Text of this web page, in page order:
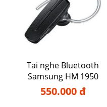
Tai nghe Bluetooth
Samsung HM 1950
550.000 đ